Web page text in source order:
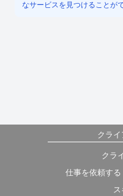
なサービスを見つけることが
クラ
クラ
仕事を依頼する
ス